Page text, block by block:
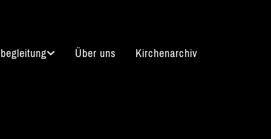
Über uns Kirchenarchiv